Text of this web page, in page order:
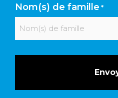
Nom(s) de famille *